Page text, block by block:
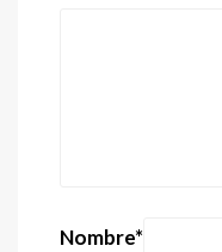
Nombre*